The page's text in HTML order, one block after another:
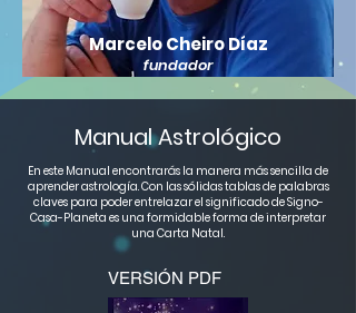
Marcelo Cheiro Díaz
fundador
Manual Astrológico
En este Manual encontrarás la manera más sencilla de
aprender astrología. Con las sólidas tablas de palabras
claves para poder entrelazar el significado de Signo-
Casa-Planeta es una formidable forma de interpretar
una Carta Natal.
VERSIÓN PDF